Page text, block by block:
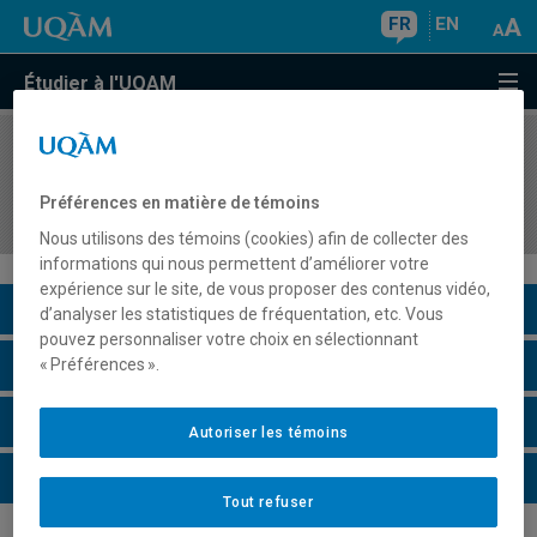
FR EN
Étudier à l'UQAM
COURS//
partielles
Description du cours
Horaire - Été 2026
Horaire - Automne 2026
Horaire - Hiver 2027
Préférences en matière de témoins
Nous utilisons des témoins (cookies) afin de collecter des
informations qui nous permettent d’améliorer votre
expérience sur le site, de vous proposer des contenus vidéo,
d’analyser les statistiques de fréquentation, etc. Vous
pouvez personnaliser votre choix en sélectionnant
« Préférences ».
Tout refuser
Autoriser les témoins